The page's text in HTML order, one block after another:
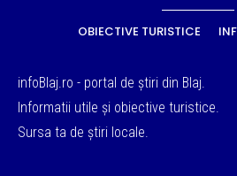
OBIECTIVE TURISTICE
infoBlaj.ro - portal de știri din Blaj.
Informatii utile și obiective turistice.
Sursa ta de știri locale.